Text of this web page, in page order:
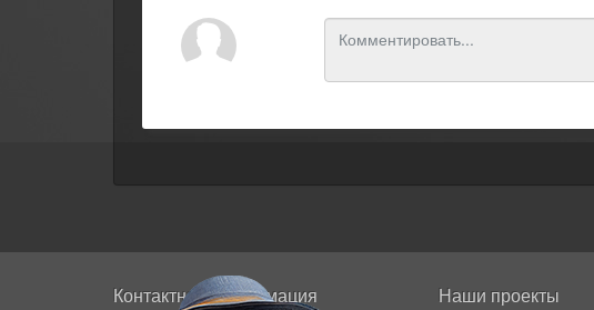
Контактная информация Наши проекты